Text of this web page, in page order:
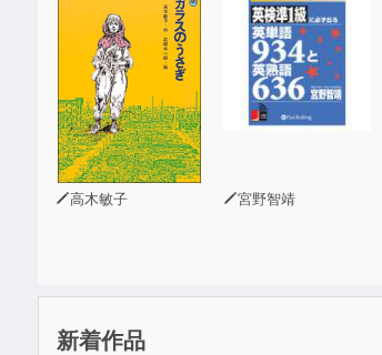
高木敏子 宮野智靖
新着作品